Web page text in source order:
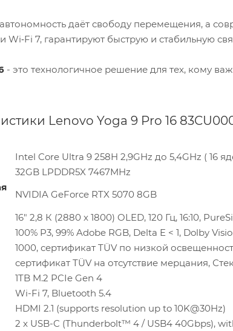
даёт свободу перемещения, а
Wi‑Fi 7, гарантируют быструю и стабильную
- это технологичное решение для тех, кому
Lenovo Yoga 9 Pro 16
Intel Core Ultra 9 258H 2,9GHz до 5,4GHz ( 16
32GB LPDDR5X 7467MHz
NVIDIA GeForce RTX 5070 8GB
16" 2,8 К (2880 x 1800) OLED, 120 Гц, 16:10,
100% P3, 99% Adobe RGB, Delta E < 1, Dolby
1000, сертификат TÜV по низкой
сертификат TÜV на отсутствие мерцания,
1TB M.2 PCIe Gen 4
Wi-Fi 7, Bluetooth 5.4
HDMI 2.1 (supports resolution up to 10K@30Hz)
2 x USB-C (Thunderbolt™ 4 / USB4 40Gbps),